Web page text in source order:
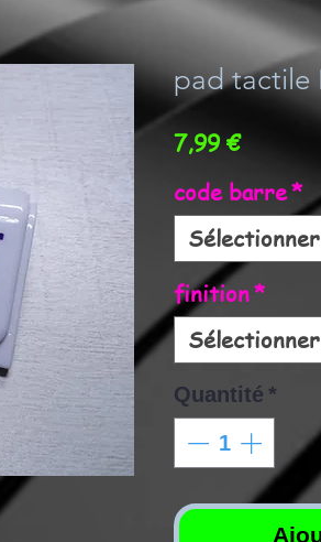
pad tactile
7,99 €Prix
code barre*
Sélectionner
finition*
Sélectionner
Quantité *